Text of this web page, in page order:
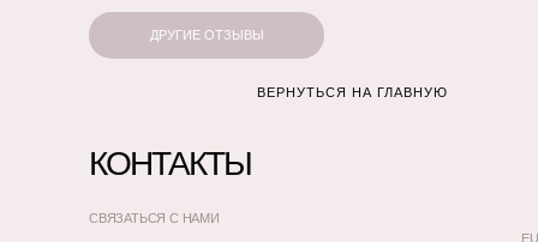
ВЕРНУТЬСЯ НА ГЛАВНУЮ
ДРУГИЕ ОТЗЫВЫ
КОНТАКТЫ
СВЯЗАТЬСЯ С НАМИ